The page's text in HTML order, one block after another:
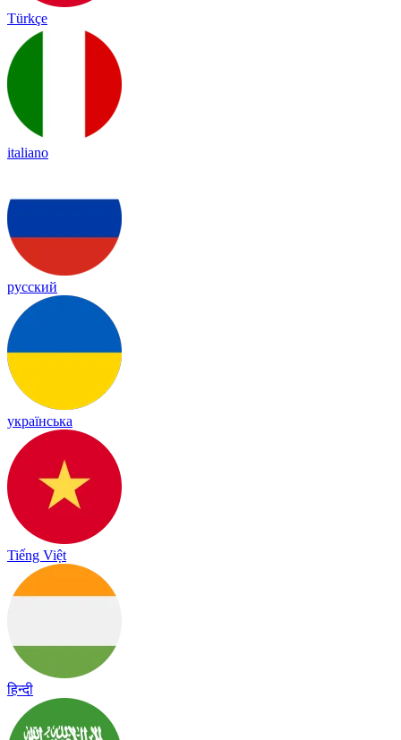
Türkçe
italiano
русский
українська
Tiếng Việt
हिन्दी